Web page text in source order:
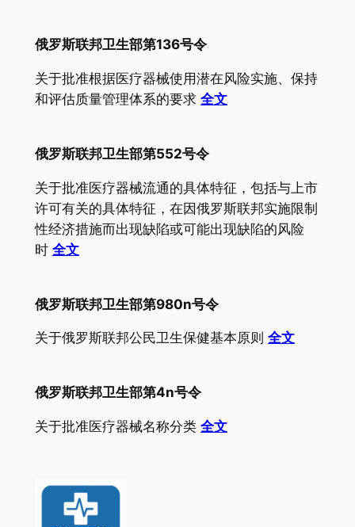
俄罗斯联邦卫生部第136号令
关于批准根据医疗器械使用潜在风险实施、保持
和评估质量管理体系的要求 全文
俄罗斯联邦卫生部第552号令
关于批准医疗器械流通的具体特征，包括与上市
许可有关的具体特征，在因俄罗斯联邦实施限制
性经济措施而出现缺陷或可能出现缺陷的风险
时 全文
俄罗斯联邦卫生部第980n号令
关于俄罗斯联邦公民卫生保健基本原则 全文
俄罗斯联邦卫生部第4n号令
关于批准医疗器械名称分类 全文